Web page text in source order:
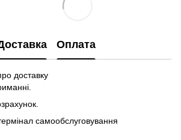
Оплата
доставку
самообслуговування